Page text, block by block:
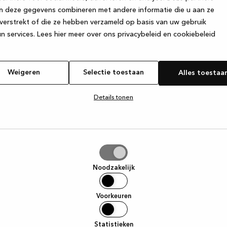
deze gegevens combineren met andere informatie die u aan ze
of die ze hebben verzameld op basis van uw gebruik
services. Lees hier meer over ons privacybeleid en cookiebeleid
Weigeren Selectie toestaan Alles
Details tonen
Noodzakelijk
Voorkeuren
Statistieken
has occurred while loadingwww.kvik.nl (see the